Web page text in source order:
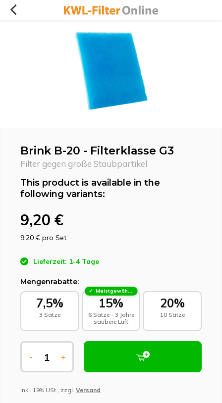
Brink B-20 - Filterklasse G3
Filter gegen große Staubpartikel
This product is available in the
following variants:
9,20 €
9,20 € pro Set
Lieferzeit: 1-4 Tage
Mengenrabatte:
7,5%
3 Sätze
Meistgewählt - Nachhaltige Wahl
15%
6 Sätze - 3 Jahre
saubere Luft
20%
10 Sätze
- +
Inkl. 19% USt., zzgl. Versand